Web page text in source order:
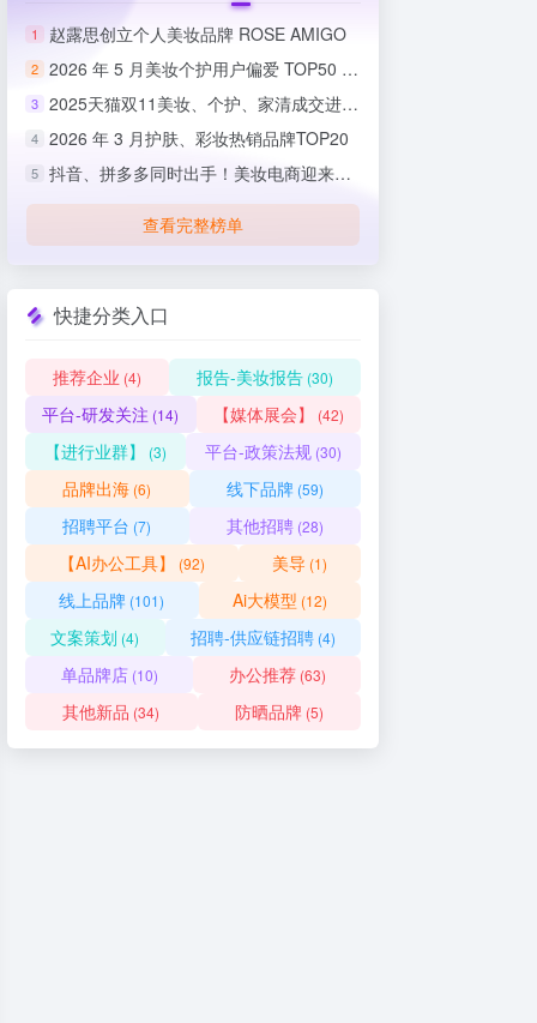
1 赵露思创立个人美妆品牌 ROSE AMIGO
2 2026 年 5 月美妆个护用户偏爱 TOP50 榜单出炉
3 2025天猫双11美妆、个护、家清成交进度排行榜
4 2026 年 3 月护肤、彩妆热销品牌TOP20
5 抖音、拼多多同时出手！美妆电商迎来史上最严整治
查看完整榜单
快捷分类入口
推荐企业 (4) 报告-美妆报告 (30)
平台-研发关注 (14) 【媒体展会】 (42)
【进行业群】 (3) 平台-政策法规 (30)
品牌出海 (6) 线下品牌(59)
招聘平台 (7) 其他招聘(28)
【AI办公工具】 (92) 美导 (1)
线上品牌 (101) Ai大模型 (12)
文案策划 (4) 招聘-供应链招聘(4)
单品牌店(10) 办公推荐(63)
其他新品 (34) 防晒品牌 (5)